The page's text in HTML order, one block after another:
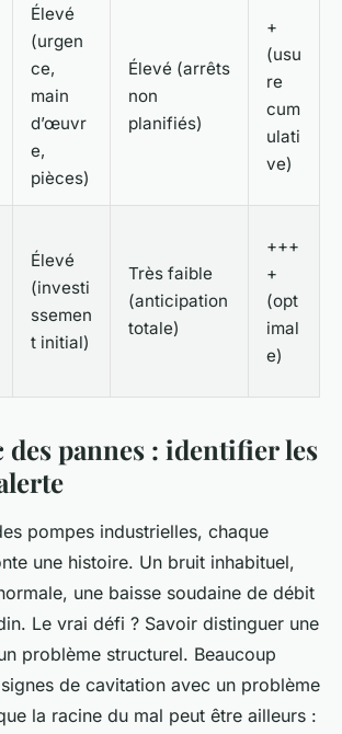
Élevé
(urgen
ce,
main
d’œuvr
e,
pièces)
Élevé (arrêts
non
planifiés)
+
(usu
re
cum
ulati
ve)
Élevé
(investi
ssemen
t initial)
Très faible
(anticipation
totale)
+++
+
(opt
imal
e)
pannes : identifier les
pompes industrielles, chaque
une histoire. Un bruit inhabituel,
une baisse soudaine de débit
Le vrai défi ? Savoir distinguer une
problème structurel. Beaucoup
de cavitation avec un problème
la racine du mal peut être ailleurs :